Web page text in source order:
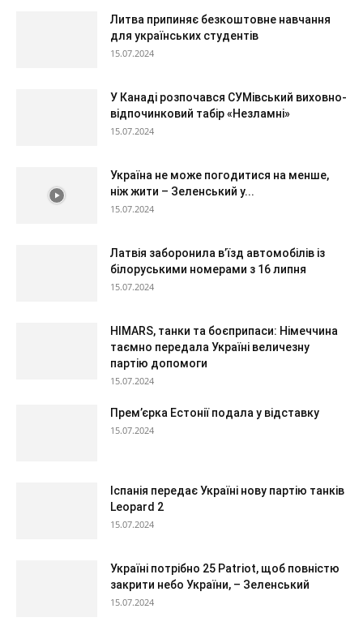
Литва припиняє безкоштовне навчання
для українських студентів
15.07.2024
У Канаді розпочався СУМівський виховно-
відпочинковий табір «Незламні»
15.07.2024
Україна не може погодитися на менше,
ніж жити – Зеленський у...
15.07.2024
Латвія заборонила в’їзд автомобілів із
білоруськими номерами з 16 липня
15.07.2024
HIMARS, танки та боєприпаси: Німеччина
таємно передала Україні величезну
партію допомоги
15.07.2024
Прем’єрка Естонії подала у відставку
15.07.2024
Іспанія передає Україні нову партію танків
Leopard 2
15.07.2024
Україні потрібно 25 Patriot, щоб повністю
закрити небо України, – Зеленський
15.07.2024